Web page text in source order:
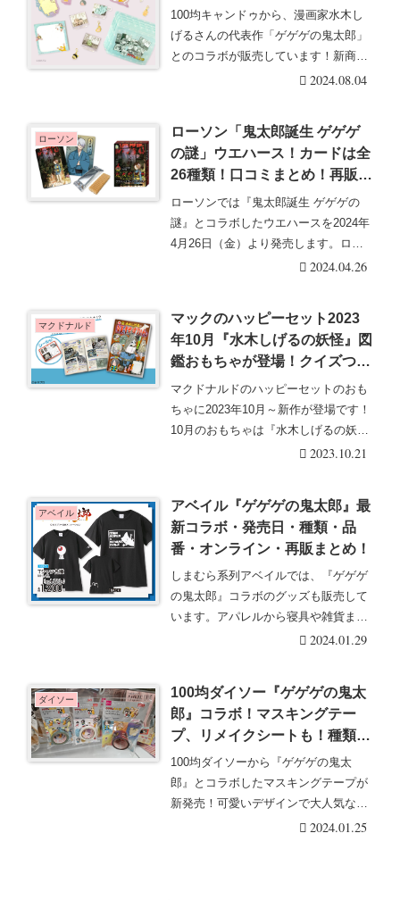
のグッズも新発売
100均キャンドゥから、漫画家水木し
げるさんの代表作「ゲゲゲの鬼太郎」
とのコラボが販売しています！新商品
も続々登場！鬼太・・・続きを読む
2024.08.04
ローソン
ローソン「鬼太郎誕生 ゲゲゲ
の謎」ウエハース！カードは全
26種類！口コミまとめ！再販
は？
ローソンでは『鬼太郎誕生 ゲゲゲの
謎』とコラボしたウエハースを2024年
4月26日（金）より発売します。ロー
ソングループ・・・続きを読む2024.04.26
マクドナルド
マックのハッピーセット2023
年10月『水木しげるの妖怪』図
鑑おもちゃが登場！クイズつき
が10/20~スタート！
マクドナルドのハッピーセットのおも
ちゃに2023年10月～新作が登場です！
10月のおもちゃは『水木しげるの妖
怪』のコラボ・・・続きを読む2023.10.21
アベイル
アベイル『ゲゲゲの鬼太郎』最
新コラボ・発売日・種類・品
番・オンライン・再販まとめ！
しまむら系列アベイルでは、『ゲゲゲ
の鬼太郎』コラボのグッズも販売して
います。アパレルから寝具や雑貨まで
充実！アベイル『ゲ・・・続きを読む
2024.01.29
ダイソー
100均ダイソー『ゲゲゲの鬼太
郎』コラボ！マスキングテー
プ、リメイクシートも！種類、
口コミまとめ！
100均ダイソーから『ゲゲゲの鬼太
郎』とコラボしたマスキングテープが
新発売！可愛いデザインで大人気なん
です！鬼太郎好きは・・・続きを読む
2024.01.25